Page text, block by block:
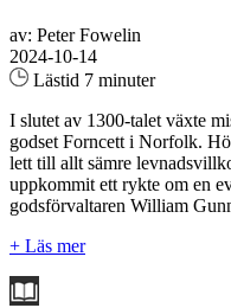
av: Peter Fowelin
2024-10-14
Lästid 7 minuter
I slutet av 1300-talet växte
godset Forncett i Norfolk.
lett till allt sämre
uppkommit ett rykte om en
godsförvaltaren William
+ Läs mer